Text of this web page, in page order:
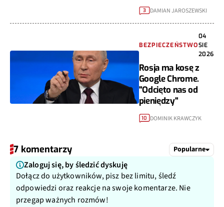
3 DAMIAN JAROSZEWSKI
BEZPIECZEŃSTWO
04
SIE
2026
Rosja ma kosę z
Google Chrome.
"Odcięto nas od
pieniędzy"
10 DOMINIK KRAWCZYK
7 komentarzy Popularne
Zaloguj się, by śledzić dyskuję
Dołącz do użytkowników, pisz bez limitu, śledź
odpowiedzi oraz reakcje na swoje komentarze. Nie
przegap ważnych rozmów!